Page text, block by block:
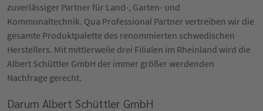
zuverlässiger Partner für Land-, Garten- und
Kommunaltechnik. Qua Professional Partner vertreiben wir die
gesamte Produktpalette des renommierten schwedischen
Herstellers. Mit mittlerweile drei Filialen im Rheinland wird die
Albert Schüttler GmbH der immer größer werdenden
Nachfrage gerecht.
Darum Albert Schüttler GmbH